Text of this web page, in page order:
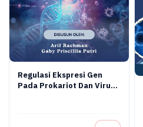
Regulasi Ekspresi Gen
Pada Prokariot Dan Virus: